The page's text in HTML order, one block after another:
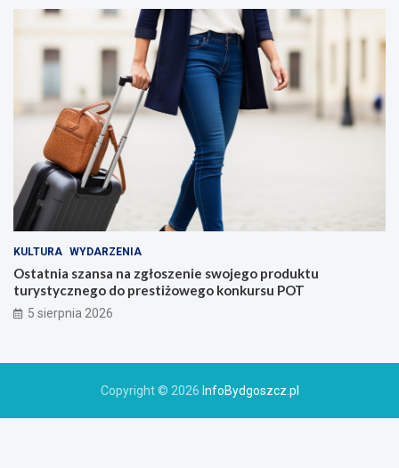
KULTURA WYDARZENIA
Ostatnia szansa na zgłoszenie swojego produktu
turystycznego do prestiżowego konkursu POT
5 sierpnia 2026
Copyright © 2026 InfoBydgoszcz.pl